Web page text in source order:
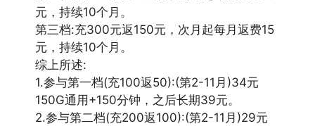
元，持续10个月。
第三档:充300元返150元，次月起每月返费15
元，持续10个月。
综上所述:
1.参与第一档(充100返50):(第2-11月)34元
150G通用+150分钟，之后长期39元。
2.参与第二档(充200返100):(第2-11月)29元